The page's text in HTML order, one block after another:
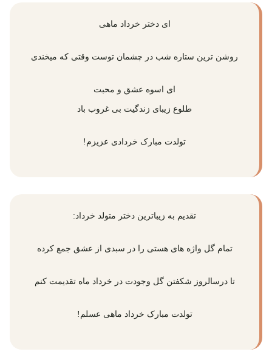
ای دختر خرداد ماهی
روشن ترین ستاره شب در چشمان توست وقتی که میخندی
ای اسوه عشق و محبت
طلوع زیبای زندگیت بی غروب باد
تولدت مبارک خردادی عزیزم!
تقدیم به زیباترین دختر متولد خرداد:
تمام گل واژه های هستی را در سبدی از عشق جمع کرده
تا درسالروز شکفتن گل وجودت در خرداد ماه تقدیمت کنم
تولدت مبارک خرداد ماهی عسلم!